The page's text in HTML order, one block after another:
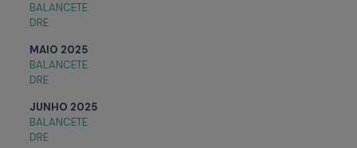
BALANCETE
DRE
MAIO 2025
BALANCETE
DRE
JUNHO 2025
BALANCETE
DRE